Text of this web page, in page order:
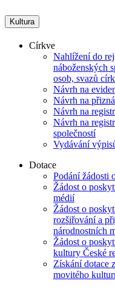
Kultura
Církve
Nahlížení do
náboženských
osob, svazů
Návrh na
Návrh na
Návrh na
Návrh na
společností
Vydávání
Dotace
Podání žádosti
Žádost o
médií
Žádost o
rozšiřování a
národnostních
Žádost o
kultury České
Získání dotace
movitého